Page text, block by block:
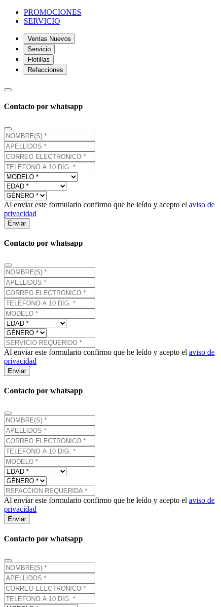
PROMOCIONES
SERVICIO
Ventas Nuevos
Servicio
Flotillas
Refacciones
Contacto por whatsapp
Al enviar este formulario confirmo que he leído y acepto el aviso de
privacidad
Enviar
Contacto por whatsapp
Al enviar este formulario confirmo que he leído y acepto el aviso de
privacidad
Enviar
Contacto por whatsapp
Al enviar este formulario confirmo que he leído y acepto el aviso de
privacidad
Enviar
Contacto por whatsapp